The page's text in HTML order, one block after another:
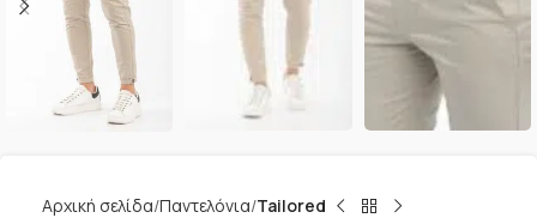
Αρχική σελίδα Παντελόνια Tailored